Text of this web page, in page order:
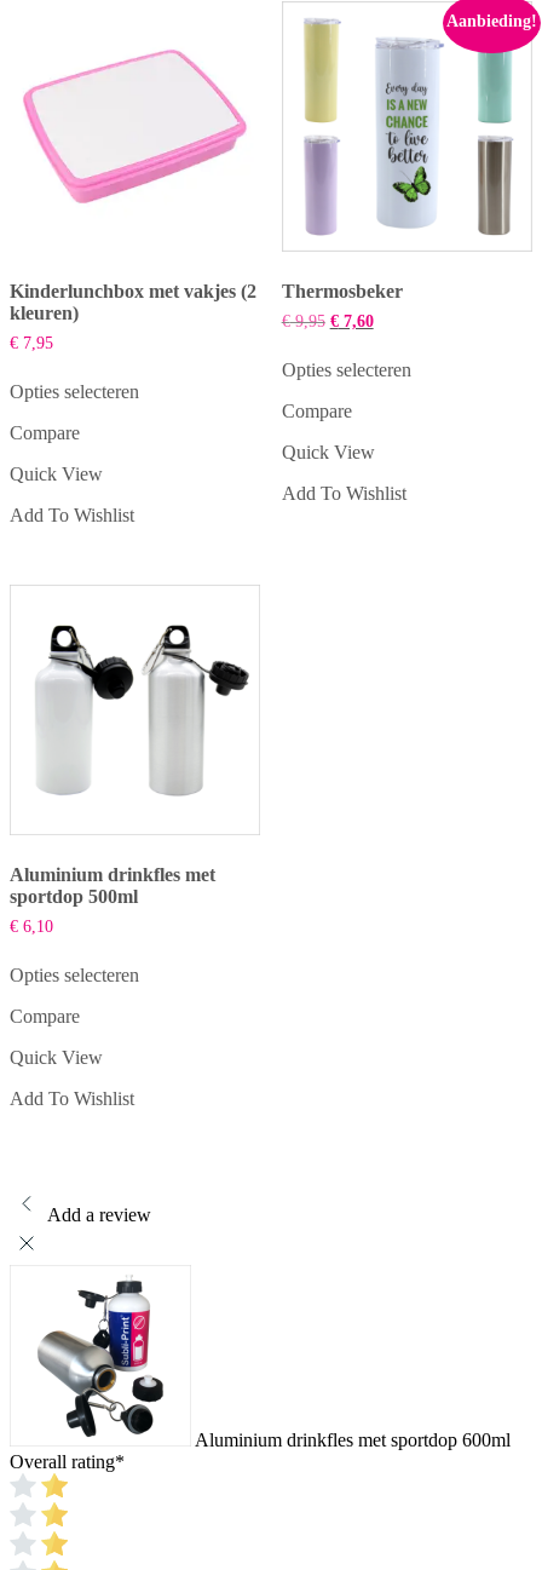
Kinderlunchbox met vakjes (2
kleuren)
€ 7,95
Opties selecteren
product
meerdere
Deze
gekozen
productpagina
Compare
Quick View
Add To Wishlist
Aanbieding!
Thermosbeker
€9,95 Oorspronkelijke
€ 9,95.
€7,60Huidige
€ 7,60.
Opties selecteren
product
meerdere
Deze
Compare
Quick View
Add To Wishlist
Aluminium drinkfles met
sportdop 500ml
€ 6,10
Opties selecteren
product
meerdere
Deze
worden
op
de
productpagina
Compare
Quick View
Add To Wishlist
Add a review
Aluminium drinkfles met sportdop 600ml
Overall rating*